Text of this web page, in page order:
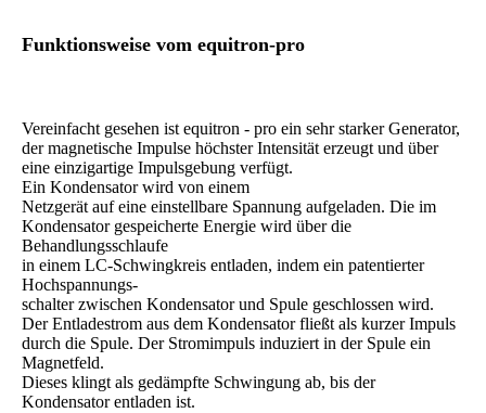
Funktionsweise vom equitron-pro
Vereinfacht gesehen ist equitron - pro ein sehr starker Generator,
der magnetische Impulse höchster Intensität erzeugt und über
eine einzigartige Impulsgebung verfügt.
Ein Kondensator wird von einem
Netzgerät auf eine einstellbare Spannung aufgeladen. Die im
Kondensator gespeicherte Energie wird über die
Behandlungsschlaufe
in einem LC-Schwingkreis entladen, indem ein patentierter
Hochspannungs-
schalter zwischen Kondensator und Spule geschlossen wird.
Der Entladestrom aus dem Kondensator fließt als kurzer Impuls
durch die Spule. Der Stromimpuls induziert in der Spule ein
Magnetfeld.
Dieses klingt als gedämpfte Schwingung ab, bis der
Kondensator entladen ist.